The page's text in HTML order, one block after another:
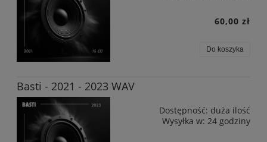
60,00 zł
Do koszyka
Basti - 2021 - 2023 WAV
Dostępność: duża ilość
Wysyłka w: 24 godziny